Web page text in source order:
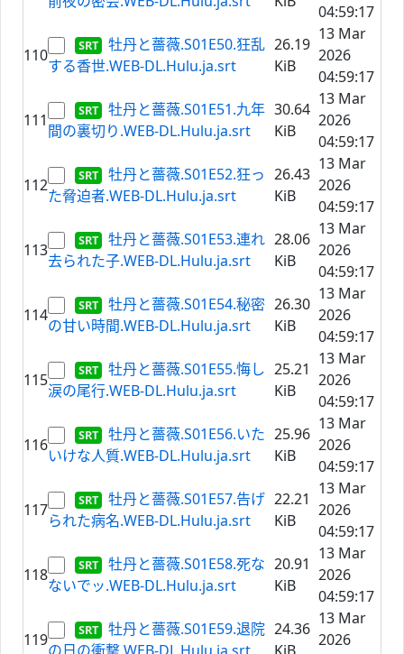
04:59:17
110
牡丹と薔薇.S01E50.狂乱
する香世.WEB-DL.Hulu.ja.srt
26.19
KiB
13 Mar
2026
04:59:17
111
牡丹と薔薇.S01E51.九年
間の裏切り.WEB-DL.Hulu.ja.srt
30.64
KiB
13 Mar
2026
04:59:17
112
牡丹と薔薇.S01E52.狂っ
た脅迫者.WEB-DL.Hulu.ja.srt
26.43
KiB
13 Mar
2026
04:59:17
113
牡丹と薔薇.S01E53.連れ
去られた子.WEB-DL.Hulu.ja.srt
28.06
KiB
13 Mar
2026
04:59:17
114
牡丹と薔薇.S01E54.秘密
の甘い時間.WEB-DL.Hulu.ja.srt
26.30
KiB
13 Mar
2026
04:59:17
115
牡丹と薔薇.S01E55.悔し
涙の尾行.WEB-DL.Hulu.ja.srt
25.21
KiB
13 Mar
2026
04:59:17
116
牡丹と薔薇.S01E56.いた
いけな人質.WEB-DL.Hulu.ja.srt
25.96
KiB
13 Mar
2026
04:59:17
117
牡丹と薔薇.S01E57.告げ
られた病名.WEB-DL.Hulu.ja.srt
22.21
KiB
13 Mar
2026
04:59:17
118
牡丹と薔薇.S01E58.死な
ないでッ.WEB-DL.Hulu.ja.srt
20.91
KiB
13 Mar
2026
04:59:17
119
牡丹と薔薇.S01E59.退院 24.36
13 Mar
2026